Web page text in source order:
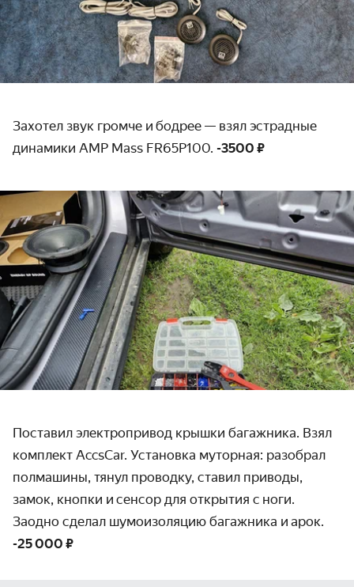
Захотел звук громче и бодрее — взял эстрадные
динамики AMP Mass FR65P100. -3500 ₽
Поставил электропривод крышки багажника. Взял
комплект AccsCar. Установка муторная: разобрал
полмашины, тянул проводку, ставил приводы,
замок, кнопки и сенсор для открытия с ноги.
Заодно сделал шумоизоляцию багажника и арок.
-25 000 ₽